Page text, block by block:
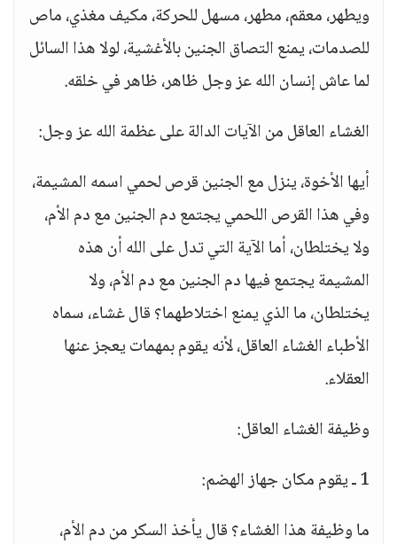
ويطهر، معقم، مطهر، مسهل للحركة، مكيف مغذي، ماص
للصدمات، يمنع التصاق الجنين بالأغشية، لولا هذا السائل
لما عاش إنسان الله عز وجل ظاهر، ظاهر في خلقه.
الغشاء العاقل من الآيات الدالة على عظمة الله عز وجل:
أيها الأخوة، ينزل مع الجنين قرص لحمي اسمه المشيمة،
وفي هذا القرص اللحمي يجتمع دم الجنين مع دم الأم،
ولا يختلطان، أما الآية التي تدل على الله أن هذه
المشيمة يجتمع فيها دم الجنين مع دم الأم، ولا
يختلطان، ما الذي يمنع اختلاطهما؟ قال غشاء، سماه
الأطباء الغشاء العاقل، لأنه يقوم بمهمات يعجز عنها
العقلاء.
وظيفة الغشاء العاقل:
1 ـ يقوم مكان جهاز الهضم:
ما وظيفة هذا الغشاء؟ قال يأخذ السكر من دم الأم،